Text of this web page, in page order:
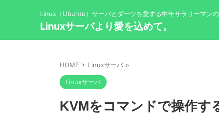
Linux（Ubuntu）サーバとダーツを愛する中年サラリーマン
Linuxサーバより愛を込めて。
HOME > Linuxサーバ >
Linuxサーバ
KVMをコマンドで操作す